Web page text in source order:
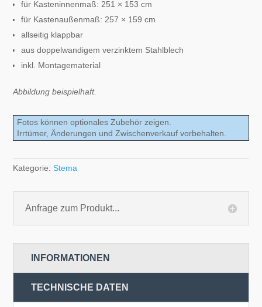
für Kasteninnenmaß: 251 × 153 cm
für Kastenaußenmaß: 257 × 159 cm
allseitig klappbar
aus doppelwandigem verzinktem Stahlblech
inkl. Montagematerial
Abbildung beispielhaft.
Fotos können optionales Zubehör zeigen.
Irrtümer, Änderungen und Zwischenverkauf vorbehalten.
Kategorie:Stema
Anfrage zum Produkt...
INFORMATIONEN
TECHNISCHE DATEN